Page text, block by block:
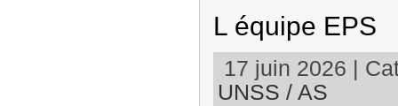
L équipe EPS
17 juin 2026 |
UNSS / AS